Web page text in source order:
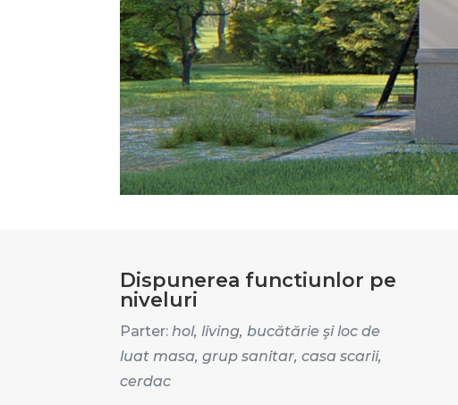
Dispunerea functiunlor pe
niveluri
Parter: hol, living, bucătărie şi loc de
luat masa, grup sanitar, casa scarii,
cerdac